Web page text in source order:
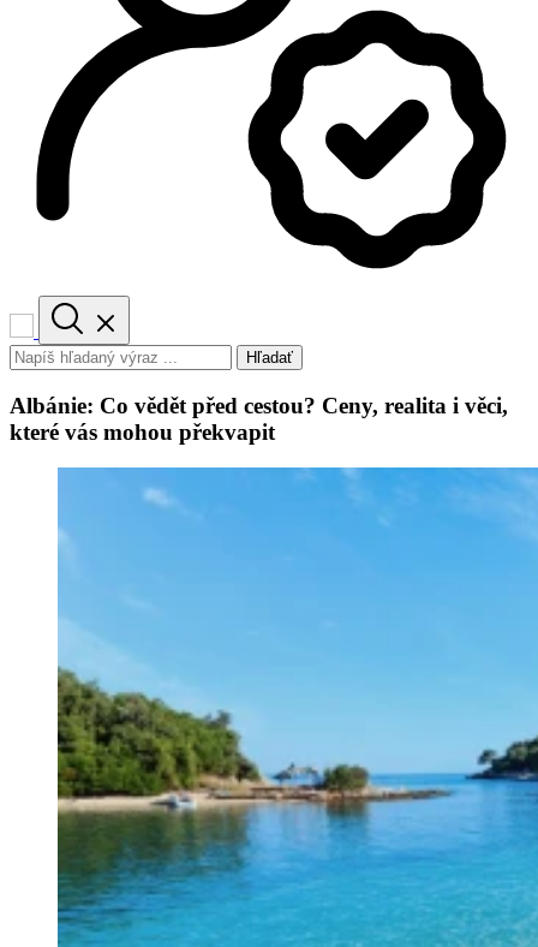
Hľadať
Albánie: Co vědět před cestou? Ceny, realita i věci,
které vás mohou překvapit